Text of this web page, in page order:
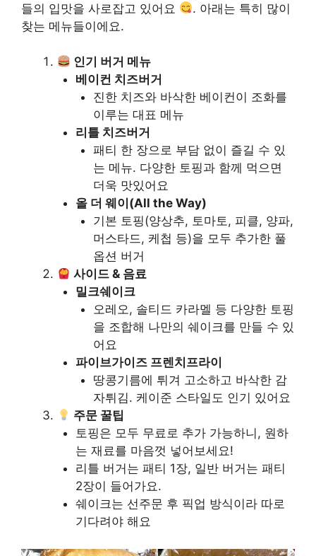
들의 입맛을 사로잡고 있어요
. 아래는 특히 많이
찾는 메뉴들이에요.
인기 버거 메뉴
베이컨 치즈버거
진한 치즈와 바삭한 베이컨이 조화를
이루는 대표 메뉴
리틀 치즈버거
패티 한 장으로 부담 없이 즐길 수 있
는 메뉴. 다양한 토핑과 함께 먹으면
더욱 맛있어요
올 더 웨이(All the Way)
기본 토핑(양상추, 토마토, 피클, 양파,
머스타드, 케첩 등)을 모두 추가한 풀
옵션 버거
사이드 & 음료
밀크쉐이크
오레오, 솔티드 카라멜 등 다양한 토핑
을 조합해 나만의 쉐이크를 만들 수 있
어요
파이브가이즈 프렌치프라이
땅콩기름에 튀겨 고소하고 바삭한 감
자튀김. 케이준 스타일도 인기 있어요
주문 꿀팁
토핑은 모두 무료로 추가 가능하니, 원하
는 재료를 마음껏 넣어보세요!
리틀 버거는 패티 1장, 일반 버거는 패티
2장이 들어가요.
쉐이크는 선주문 후 픽업 방식이라 따로
기다려야 해요